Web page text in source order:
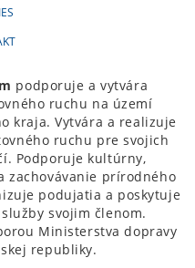
podporuje a vytvára
ruchu na území
kraja. Vytvára a realizuje
ruchu pre svojich
Podporuje kultúrny,
zachovávanie prírodného
podujatia a poskytuje
svojim členom.
Ministerstva dopravy
republiky.